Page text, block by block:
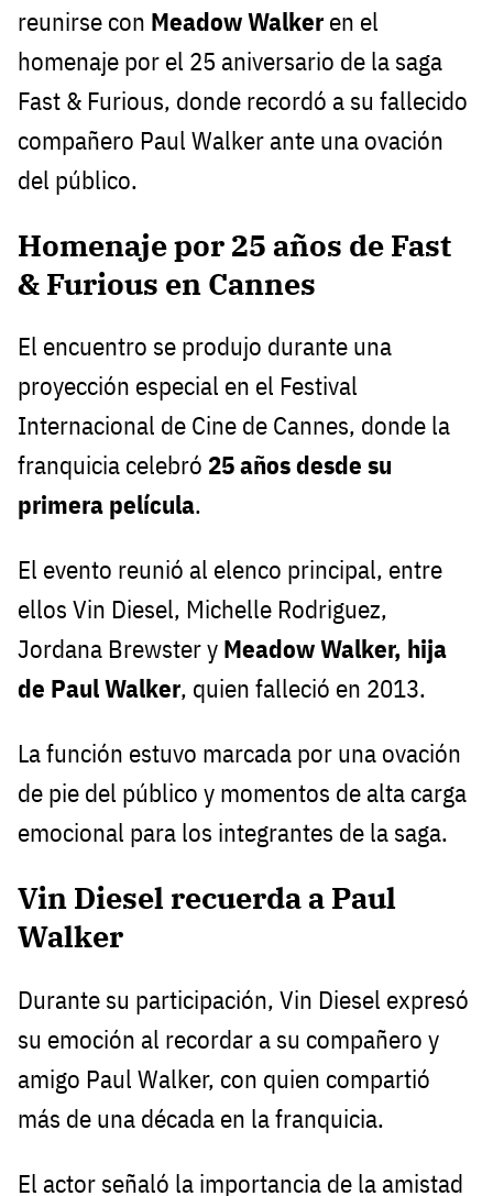
reunirse con Meadow Walker en el
homenaje por el 25 aniversario de la saga
Fast & Furious, donde recordó a su fallecido
compañero Paul Walker ante una ovación
del público.
Homenaje por 25 años de Fast
& Furious en Cannes
El encuentro se produjo durante una
proyección especial en el Festival
Internacional de Cine de Cannes, donde la
franquicia celebró 25 años desde su
primera película.
El evento reunió al elenco principal, entre
ellos Vin Diesel, Michelle Rodriguez,
Jordana Brewster y Meadow Walker, hija
de Paul Walker, quien falleció en 2013.
La función estuvo marcada por una ovación
de pie del público y momentos de alta carga
emocional para los integrantes de la saga.
Vin Diesel recuerda a Paul
Walker
Durante su participación, Vin Diesel expresó
su emoción al recordar a su compañero y
amigo Paul Walker, con quien compartió
más de una década en la franquicia.
El actor señaló la importancia de la amistad